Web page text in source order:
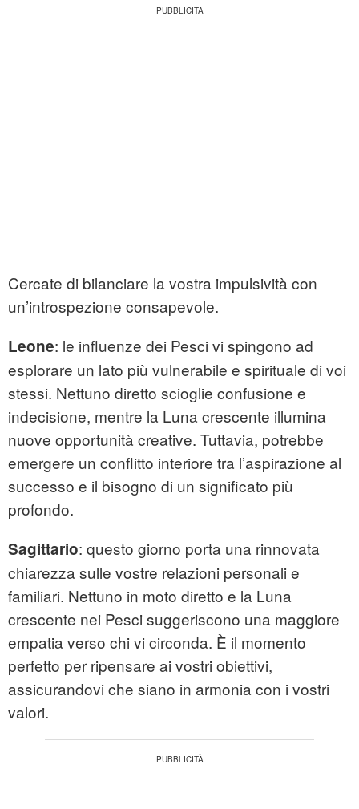
Cercate di bilanciare la vostra impulsività con
un’introspezione consapevole.
Leone: le influenze dei Pesci vi spingono ad
esplorare un lato più vulnerabile e spirituale di voi
stessi. Nettuno diretto scioglie confusione e
indecisione, mentre la Luna crescente illumina
nuove opportunità creative. Tuttavia, potrebbe
emergere un conflitto interiore tra l’aspirazione al
successo e il bisogno di un significato più
profondo.
Sagittario: questo giorno porta una rinnovata
chiarezza sulle vostre relazioni personali e
familiari. Nettuno in moto diretto e la Luna
crescente nei Pesci suggeriscono una maggiore
empatia verso chi vi circonda. È il momento
perfetto per ripensare ai vostri obiettivi,
assicurandovi che siano in armonia con i vostri
valori.